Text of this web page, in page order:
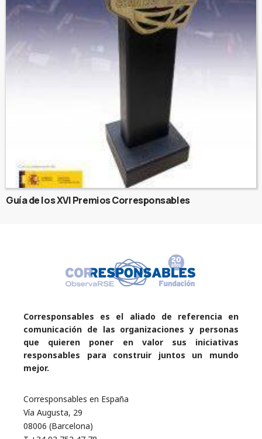
Guía de los XVI Premios Corresponsables
Corresponsables es el aliado de referencia en
comunicación de las organizaciones y personas
que quieren poner en valor sus iniciativas
responsables para construir juntos un mundo
mejor.
Corresponsables en España
Vía Augusta, 29
08006 (Barcelona)